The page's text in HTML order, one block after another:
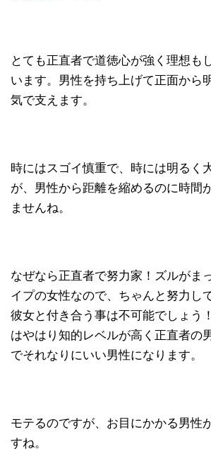
とても正直者で道徳心が強く理想も
います。男性を持ち上げて正面から
気で支えます。
時にはスゴイ慎重で、時には明るく
が、男性から距離を縮めるのに時間
ませんね。
なぜなら正直者で努力家！ズルがま
イプの女性なので、ちゃんと努力し
彼女と付き合う事は不可能でしょ
はやはり知的レベルが高く正直者の
でそれなりにいい男性になります。
モテるのですが、お目にかかる男性
すね。